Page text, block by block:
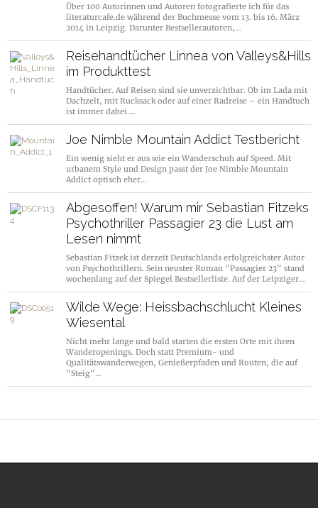
Über 100 Autorinnen und Autoren fotografierte ich für das
literaturcafe.de während der Buchmesse vom 13. bis 16. März
2014 in Leipzig. Darunter Bestsellerautoren,…
Reisehandtücher Linnea von Valleys&Hills
im Produkttest
Handtücher. Auf Reisen sind sie unverzichtbar. Ob im Lada mit
Dachzelt, mit Rucksack oder auf einer Radreise – ein Handtuch
ist immer dabei.…
Joe Nimble Mountain Addict Testbericht
Ein wenig sieht er aus wie ein Wanderschuh auf Speed. Mit
urbanem Style und Design passt der Joe Nimble Mountain
Addict optisch eher…
Abgesoffen! Warum mir Sebastian Fitzeks
Psychothriller Passagier 23 die Lust am
Lesen nimmt
Sebastian Fitzek ist derzeit Deutschlands erfolgreichster Autor
von Psychothrillern. Sein neuster Roman "Passagier 23" stand
wochenlang auf der Spiegel Bestsellerliste. Auf der Leipziger…
Wilde Wege: Heissbachschlucht Kleines
Wiesental
Nicht mehr lange und bald starten die ersten Orte mit ihren
Wanderopenings. Doch statt Premium- und
Qualitätswanderwegen, Genießerpfaden und Routen, die auf
"Steig"…